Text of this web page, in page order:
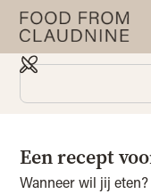
Een recept
Wanneer wil jij eten?